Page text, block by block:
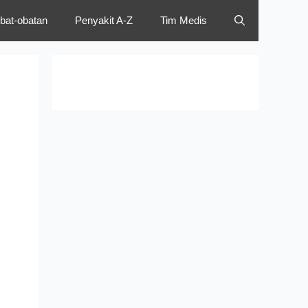
obatan Penyakit A-Z Tim Medis